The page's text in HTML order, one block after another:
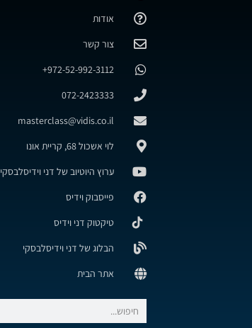
אודות
צור קשר
972-52-992-3112+
072-2423333
masterclass@vidis.co.il
לוי אשכול 68, קריית אונו
ערוץ היוטיוב של דני וידיסלבסקי
פייסבוק וידיס
טיקטוק דני וידיס
הבלוג של דני וידיסלבסקי
אתר הבית